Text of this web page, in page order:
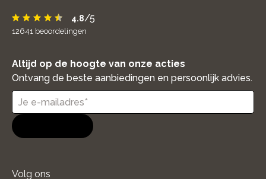
4.8/5
12641 beoordelingen
Altijd op de hoogte van onze acties
Ontvang de beste aanbiedingen en persoonlijk advies.
Volg ons